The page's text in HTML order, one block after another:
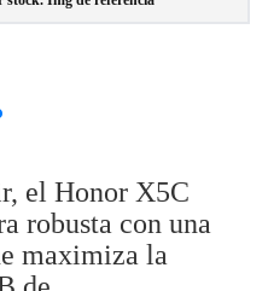
el Honor X5C
robusta con una
maximiza la